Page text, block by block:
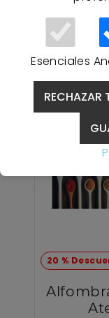
Esenciales
RECHAZAR
20 %